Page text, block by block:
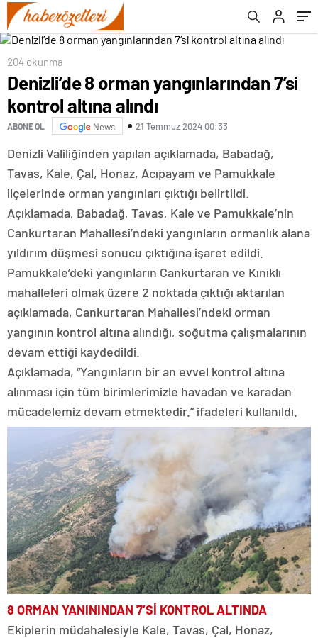
204 okunma
Denizli’de 8 orman yangınlarından 7’si
kontrol altına alındı
ABONE OL News 21 Temmuz 2024 00:33
Denizli Valiliğinden yapılan açıklamada, Babadağ,
Tavas, Kale, Çal, Honaz, Acıpayam ve Pamukkale
ilçelerinde orman yangınları çıktığı belirtildi.
Açıklamada, Babadağ, Tavas, Kale ve Pamukkale’nin
Cankurtaran Mahallesi’ndeki yangınların ormanlık alana
yıldırım düşmesi sonucu çıktığına işaret edildi.
Pamukkale’deki yangınların Cankurtaran ve Kınıklı
mahalleleri olmak üzere 2 noktada çıktığı aktarılan
açıklamada, Cankurtaran Mahallesi’ndeki orman
yangının kontrol altına alındığı, soğutma çalışmalarının
devam ettiği kaydedildi.
Açıklamada, “Yangınların bir an evvel kontrol altına
alınması için tüm birimlerimizle havadan ve karadan
mücadelemiz devam etmektedir.” ifadeleri kullanıldı.
8 ORMAN YANININDAN 7’Sİ KONTROL ALTINDA
Ekiplerin müdahalesiyle Kale, Tavas, Çal, Honaz,